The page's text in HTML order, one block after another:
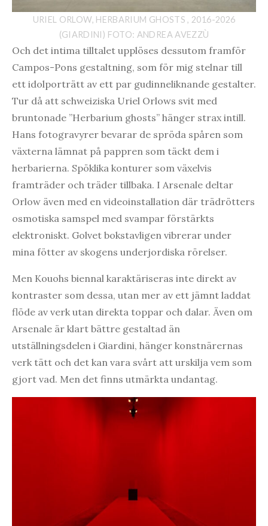
URIEL ORLOW, HERBARIUM GHOSTS , 2016-2026
(GIARDINI) FOTO: ANDREA AVEZZÙ
Och det intima tilltalet upplöses dessutom framför
Campos-Pons gestaltning, som för mig stelnar till
ett idolporträtt av ett par gudinneliknande gestalter.
Tur då att schweiziska Uriel Orlows svit med
bruntonade ”Herbarium ghosts” hänger strax intill.
Hans fotogravyrer bevarar de spröda spåren som
växterna lämnat på pappren som täckt dem i
herbarierna. Spöklika konturer som växelvis
framträder och träder tillbaka. I Arsenale deltar
Orlow även med en videoinstallation där trädrötters
osmotiska samspel med svampar förstärkts
elektroniskt. Golvet bokstavligen vibrerar under
mina fötter av skogens underjordiska rörelser.
Men Kouohs biennal karaktäriseras inte direkt av
kontraster som dessa, utan mer av ett jämnt laddat
flöde av verk utan direkta toppar och dalar. Även om
Arsenale är klart bättre gestaltad än
utställningsdelen i Giardini, hänger konstnärernas
verk tätt och det kan vara svårt att urskilja vem som
gjort vad. Men det finns utmärkta undantag.